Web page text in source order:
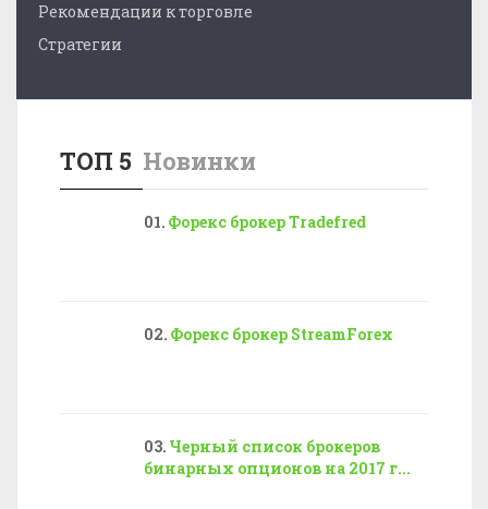
Рекомендации к торговле
Стратегии
ТОП 5 Новинки
Форекс брокер Tradefred
Форекс брокер StreamForex
Черный список брокеров
бинарных опционов на 2017 г...